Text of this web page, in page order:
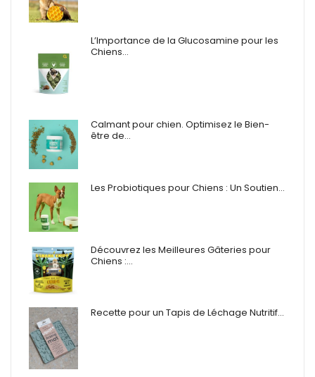
L’Importance de la Glucosamine pour les
Chiens…
Calmant pour chien. Optimisez le Bien-
être de…
Les Probiotiques pour Chiens : Un Soutien…
Découvrez les Meilleures Gâteries pour
Chiens :…
Recette pour un Tapis de Léchage Nutritif…